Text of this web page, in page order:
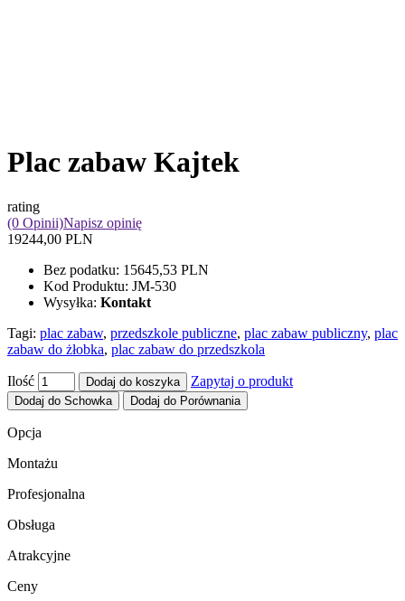
Plac zabaw Kajtek
rating
(0 Opinii)Napisz opinię
19244,00 PLN
Bez podatku: 15645,53 PLN
Kod Produktu: JM-530
Wysyłka: Kontakt
Tagi: plac zabaw, przedszkole publiczne, plac zabaw publiczny, plac
zabaw do żłobka, plac zabaw do przedszkola
Ilość Dodaj do koszyka Zapytaj o produkt
Dodaj do Schowka Dodaj do Porównania
Opcja
Montażu
Profesjonalna
Obsługa
Atrakcyjne
Ceny